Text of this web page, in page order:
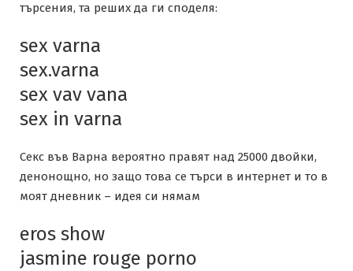
търсения, та реших да ги споделя:
sex varna
sex.varna
sex vav vana
sex in varna
Секс във Варна вероятно правят над 25000 двойки,
денонощно, но защо това се търси в интернет и то в
моят дневник – идея си нямам
eros show
jasmine rouge porno